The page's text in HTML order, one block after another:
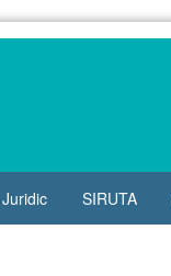
Juridic SIRUTA